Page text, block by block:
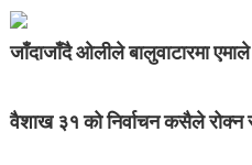
जाँदाजाँदै ओलीले बालुवाटारमा
वैशाख ३१ को निर्वाचन कसैले रोक्न